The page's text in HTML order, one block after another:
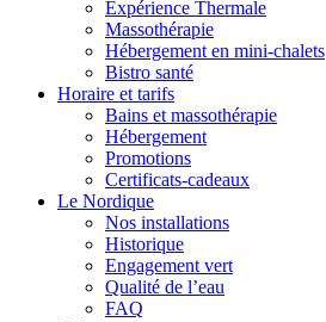
Expérience Thermale
Massothérapie
Hébergement en mini-chalets
Bistro santé
Horaire et tarifs
Bains et massothérapie
Hébergement
Promotions
Certificats-cadeaux
Le Nordique
Nos installations
Historique
Engagement vert
Qualité de l’eau
FAQ